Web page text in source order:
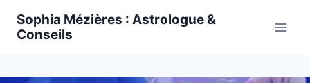
Sophia Mézières : Astrologue &
Conseils